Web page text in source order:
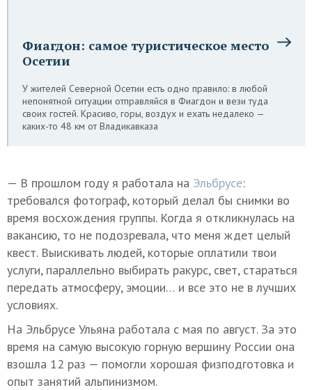
Фиагдон: самое туристическое место
Осетии
У жителей Северной Осетии есть одно правило: в любой
непонятной ситуации отправляйся в Фиагдон и вези туда
своих гостей. Красиво, горы, воздух и ехать недалеко —
каких-то 48 км от Владикавказа
— В прошлом году я работала на Эльбрусе:
требовался фотограф, который делал бы снимки во
время восхождения группы. Когда я откликнулась на
вакансию, то не подозревала, что меня ждет целый
квест. Выискивать людей, которые оплатили твои
услуги, параллельно выбирать ракурс, свет, стараться
передать атмосферу, эмоции… и все это не в лучших
условиях.
На Эльбрусе Ульяна работала с мая по август. За это
время на самую высокую горную вершину России она
взошла 12 раз — помогли хорошая физподготовка и
опыт занятий альпинизмом.